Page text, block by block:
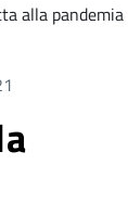
alla pandemia